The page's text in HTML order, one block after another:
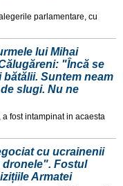
parlamentare, cu
lui Mihai
"Încă se
Suntem neam
slugi. Nu ne
fost intampinat in acaesta
cu ucrainenii
dronele". Fostul
Armatei